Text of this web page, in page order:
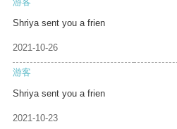
Shriya sent you a frien
2021-10-26
游客
Shriya sent you a frien
2021-10-23